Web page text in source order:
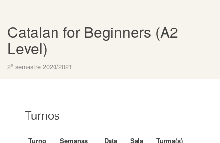
Catalan for Beginners (A2
Level)
2º semestre 2020/2021
Turnos
Turno Semanas Data Sala Turma(s)